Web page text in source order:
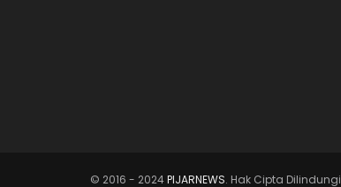
© 2016 - 2024PIJARNEWS. Hak Cipta Dilindungi